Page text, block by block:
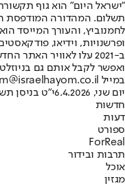
"ישראל היום" הוא גוף
ופרשנויות, וידיאו,
ב-2021 עלו לאוויר
ואפשר לקבל אותם גם
במייל hayom@israelhayom.co.il.
יום שני, 6.4.2026
י"ט בניסן
חדשות
דעות
ספורט
ForReal
תרבות ובידור
אוכל
מגזין